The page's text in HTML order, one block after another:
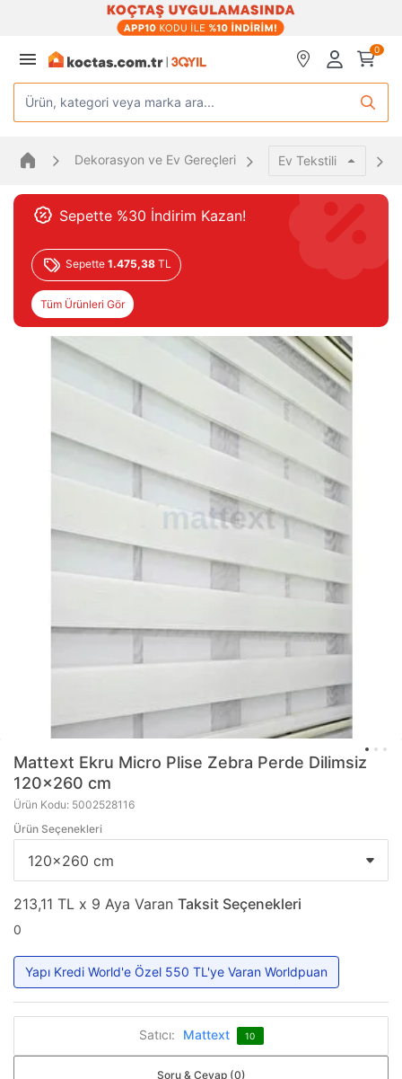
0
Ürün, kategori veya marka ara...
Dekorasyon ve Ev Gereçleri Ev Tekstili
Sepette %30 İndirim Kazan!
Sepette 1.475,38 TL
Tüm Ürünleri Gör
Mattext Ekru Micro Plise Zebra Perde Dilimsiz
120x260 cm
Ürün Kodu: 5002528116
Ürün Seçenekleri
213,11 TL x 9 Aya Varan Taksit Seçenekleri
0
Yapı Kredi World'e Özel 550 TL'ye Varan Worldpuan
Satıcı: Mattext 10
Soru & Cevap (0)